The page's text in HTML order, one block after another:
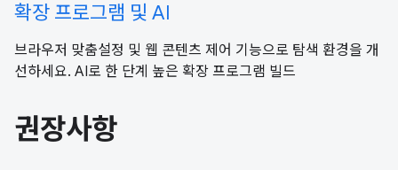
확장 프로그램 및 AI
브라우저 맞춤설정 및 웹 콘텐츠 제어 기능으로 탐색 환경을 개
선하세요. AI로 한 단계 높은 확장 프로그램 빌드
권장사항